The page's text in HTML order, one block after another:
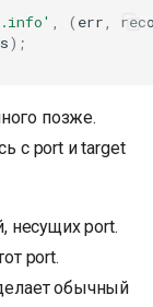
( err
);
позже.
с port и target
несущих port.
port.
обычный